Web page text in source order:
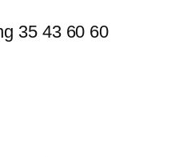
35 43 60 60